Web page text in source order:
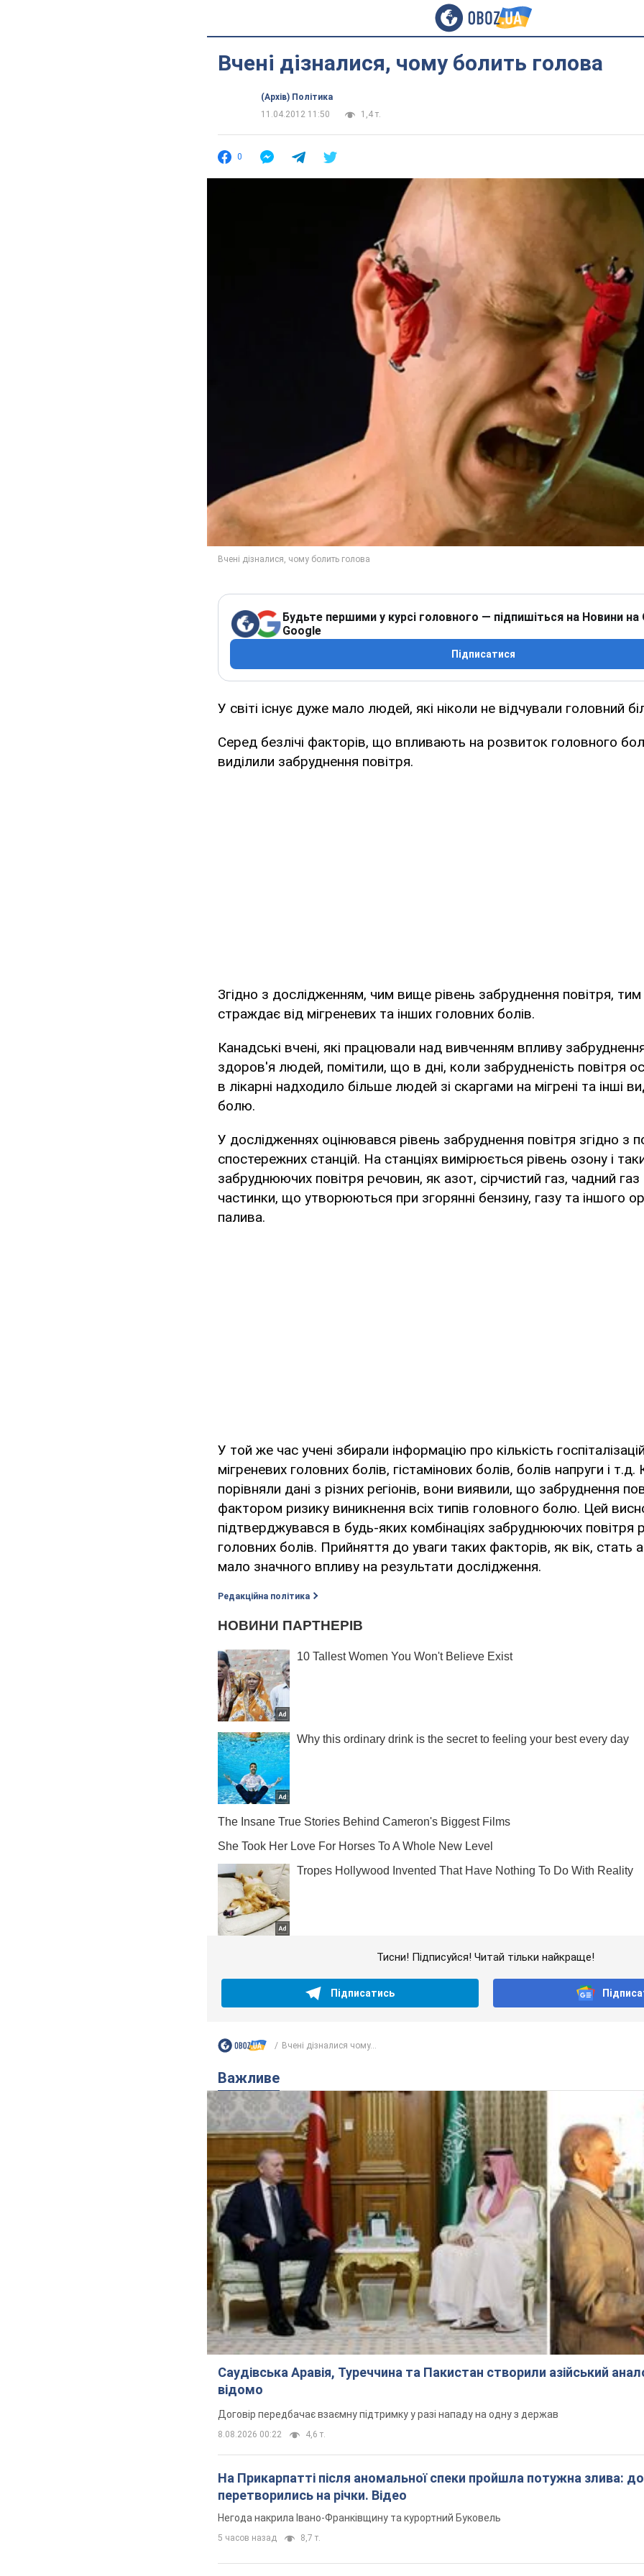
Вчені дізналися, чому болить голова
(Архів) Політика
11.04.2012 11:50
1,4 т.
0
Будьте першими у курсі головного — підпишіться на Новини на
Google
Підписатися
У світі існує дуже мало людей, які ніколи не відчували головний
Серед безлічі факторів, що впливають на розвиток головного
виділили забруднення повітря.
Згідно з дослідженням, чим вище рівень забруднення повітря,
страждає від мігреневих та інших головних болів.
Канадські вчені, які працювали над вивченням впливу
здоров'я людей, помітили, що в дні, коли забрудненість повітря
в лікарні надходило більше людей зі скаргами на мігрені та інші
болю.
У дослідженнях оцінювався рівень забруднення повітря згідно з
спостережних станцій. На станціях вимірюється рівень озону і
забруднюючих повітря речовин, як азот, сірчистий газ, чадний газ
частинки, що утворюються при згорянні бензину, газу та іншого
палива.
У той же час учені збирали інформацію про кількість
мігреневих головних болів, гістамінових болів, болів напруги і
порівняли дані з різних регіонів, вони виявили, що забруднення
фактором ризику виникнення всіх типів головного болю. Цей
підтверджувався в будь-яких комбінаціях забруднюючих повітря
головних болів. Прийняття до уваги таких факторів, як вік, стать
мало значного впливу на результати дослідження.
Редакційна політика
Тисни! Підписуйся! Читай тільки найкраще!
Підписатись
Вчені дізналися чому...
Важливе
Саудівська Аравія, Туреччина та Пакистан створили азійський
відомо
Договір передбачає взаємну підтримку у разі нападу на одну з держав
8.08.2026 00:22 4,6 т.
На Прикарпатті після аномальної спеки пройшла потужна злива:
перетворились на річки. Відео
Негода накрила Івано-Франківщину та курортний Буковель
5 часов назад 8,7 т.